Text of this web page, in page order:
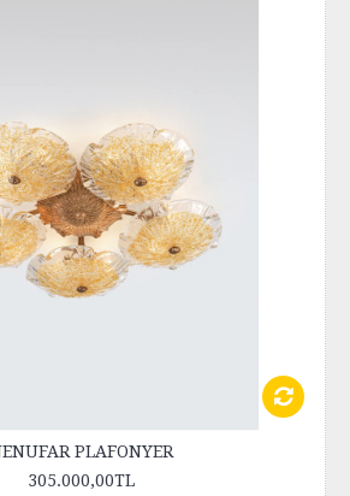
PLAFONYER
305.000,00TL